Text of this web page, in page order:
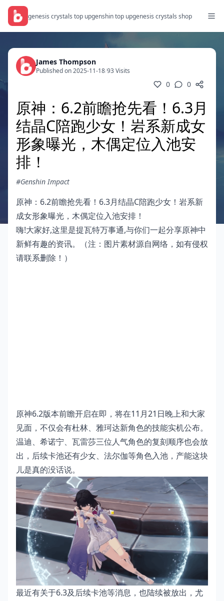
genesis crystals top upgenshin top upgenesis crystals shop
James Thompson
Published on 2025-11-18/93 Visits
0 0
原神：6.2前瞻抢先看！6.3月
结晶C陪跑少女！岩系新成女
形象曝光，木偶定位入池安
排！
#Genshin Impact
原神：6.2前瞻抢先看！6.3月结晶C陪跑少女！岩系新
成女形象曝光，木偶定位入池安排！
嗨!大家好,这里是提瓦特万事通,与你们一起分享原神中
新鲜有趣的资讯。（注：图片素材源自网络，如有侵权
请联系删除！）
原神6.2版本前瞻开启在即，将在11月21日晚上和大家
见面，不仅会有杜林、雅珂达新角色的技能实机公布。
温迪、希诺宁、瓦雷莎三位人气角色的复刻顺序也会放
出，后续卡池还有少女、法尔伽等角色入池，产能这块
儿是真的没话说。
最近有关于6.3及后续卡池等消息，也陆续被放出，尤